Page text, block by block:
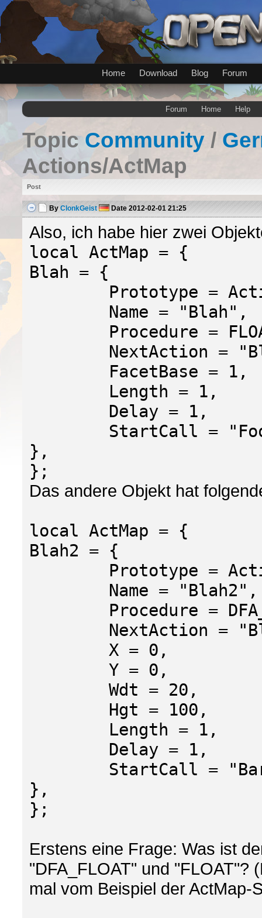
Home Download Blog Forum
Forum Home Help
Topic Community /
Actions/ActMap
Post
By ClonkGeist Date 2012-02-01 21:25
Also, ich habe hier zwei
local ActMap = {
Blah = {
Prototype =
Name = "Blah",
Procedure =
NextAction =
FacetBase = 1,
Length = 1,
Delay = 1,
StartCall =
},
};
Das andere Objekt hat
local ActMap = {
Blah2 = {
Prototype =
Name = "Blah2",
Procedure =
NextAction =
X = 0,
Y = 0,
Wdt = 20,
Hgt = 100,
Length = 1,
Delay = 1,
StartCall =
},
};
Erstens eine Frage: Was ist
"DFA_FLOAT" und "FLOAT"?
mal vom Beispiel der